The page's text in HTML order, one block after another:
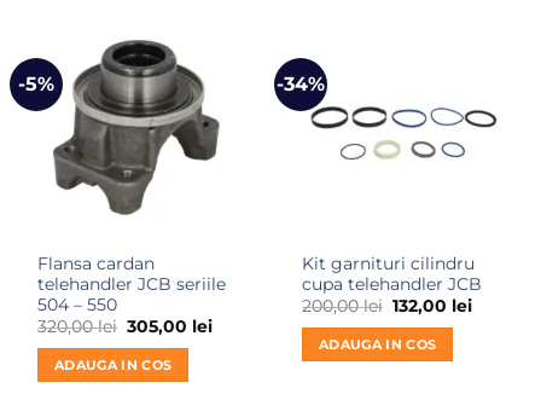
-5%
Flansa cardan
telehandler JCB seriile
504 – 550
320,00lei Prețul
inițial
a
fost:
320,00 lei.
305,00 leiPrețul
ADAUGA IN COS
-34%
Kit garnituri cilindru
cupa telehandler JCB
200,00lei Prețul
inițial
a
fost:
200,00 lei.
132,00 leiPrețul
ADAUGA IN COS